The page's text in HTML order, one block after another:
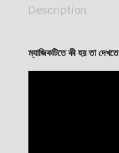
Description
ম্যাজিকটিতে কী হয় তা